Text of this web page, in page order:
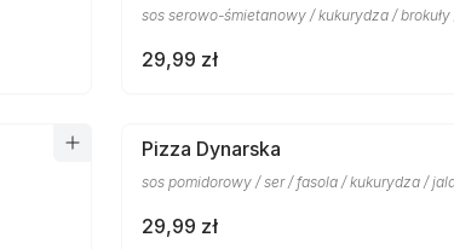
sos serowo-śmietanowy / kukurydza / brokuły
29,99 zł
Pizza Dynarska
sos pomidorowy / ser / fasola / kukurydza /
29,99 zł